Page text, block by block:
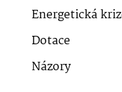
Energetická
Dotace
Názory